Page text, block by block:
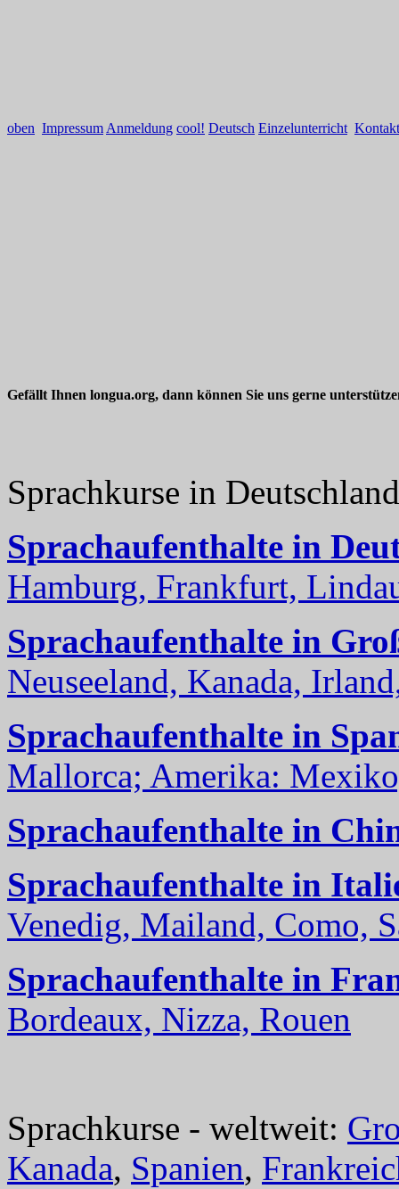
oben Impressum Anmeldung cool! Deutsch Einzelunterricht Kontakt
Gefällt Ihnen longua.org, dann können Sie uns gerne
Sprachkurse in
Sprachaufenthalte in
Hamburg, Frankfurt,
Sprachaufenthalte in
Neuseeland, Kanada,
Sprachaufenthalte in
Mallorca; Amerika:
Sprachaufenthalte in
Sprachaufenthalte in
Venedig, Mailand, Como,
Sprachaufenthalte in
Bordeaux, Nizza, Rouen
Sprachkurse - weltweit:
Kanada, Spanien,